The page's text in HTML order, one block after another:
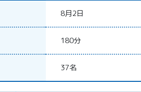
8月2日
180分
37名